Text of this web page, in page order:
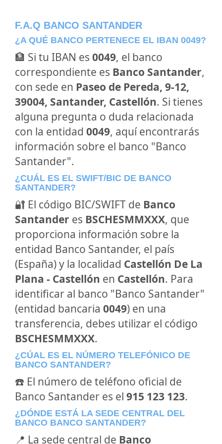
F.A.Q BANCO SANTANDER
¿A QUÉ BANCO PERTENECE EL IBAN 0049?
🏦 Si tu IBAN es 0049, el banco
correspondiente es Banco Santander,
con sede en Paseo de Pereda, 9-12,
39004, Santander, Castellón. Si tienes
alguna pregunta o duda relacionada
con la entidad 0049, aquí encontrarás
información sobre el banco "Banco
Santander".
¿CUÁL ES EL SWIFT/BIC DE BANCO
SANTANDER?
🔐 El código BIC/SWIFT de Banco
Santander es BSCHESMMXXX, que
proporciona información sobre la
entidad Banco Santander, el país
(España) y la localidad Castellón De La
Plana - Castellón en Castellón. Para
identificar al banco "Banco Santander"
(entidad bancaria 0049) en una
transferencia, debes utilizar el código
BSCHESMMXXX.
¿CÚAL ES EL NÚMERO TELEFÓNICO DE
BANCO SANTANDER?
☎️ El número de teléfono oficial de
Banco Santander es el 915 123 123.
¿DÓNDE ESTÁ LA SEDE CENTRAL DEL
BANCO BANCO SANTANDER?
📍 La sede central de Banco